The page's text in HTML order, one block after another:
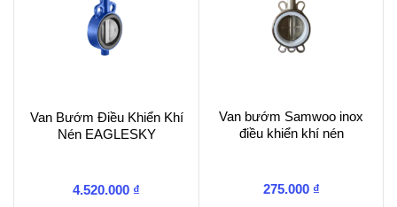
Van Bướm Điều Khiển Khí
Nén EAGLESKY
4.520.000 ₫
Van bướm Samwoo inox
điều khiển khí nén
275.000 ₫